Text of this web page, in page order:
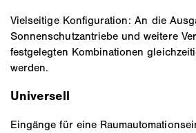
Vielseitige Konfiguration: An die
Sonnenschutzantriebe und weitere
festgelegten Kombinationen
werden.
Universell
Eingänge für eine